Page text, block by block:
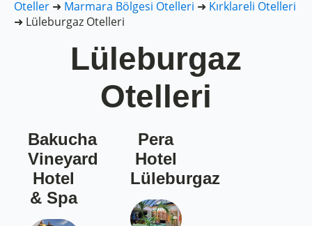
Oteller ➜ Marmara Bölgesi Otelleri ➜ Kırklareli Otelleri
➜ Lüleburgaz Otelleri
Lüleburgaz
Otelleri
Bakucha
Vineyard
Hotel
& Spa
Pera
Hotel
Lüleburgaz